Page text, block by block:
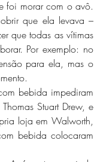
foi morar com o avô.
que ela levava –
que todas as vítimas
Por exemplo: no
para ela, mas o
Stuart Drew, e
loja em Walworth,
bebida colocaram